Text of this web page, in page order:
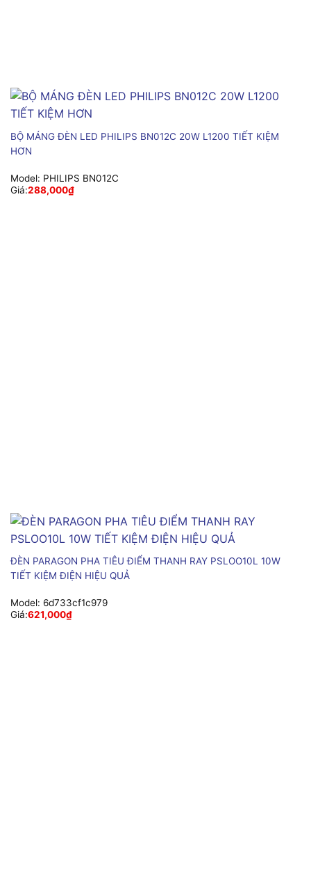
BỘ MÁNG ĐÈN LED PHILIPS BN012C 20W L1200 TIẾT KIỆM
HƠN
Model: PHILIPS BN012C
Giá:288,000₫
ĐÈN PARAGON PHA TIÊU ĐIỂM THANH RAY PSLOO10L 10W
TIẾT KIỆM ĐIỆN HIỆU QUẢ
Model: 6d733cf1c979
Giá:621,000₫